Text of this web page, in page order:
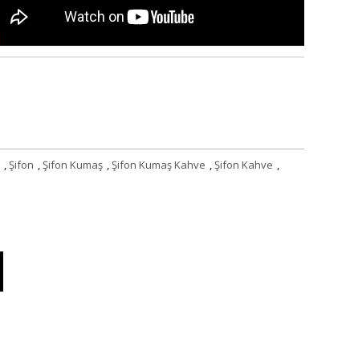
,Şifon ,Şifon Kumaş ,Şifon Kumaş Kahve ,Şifon Kahve ,